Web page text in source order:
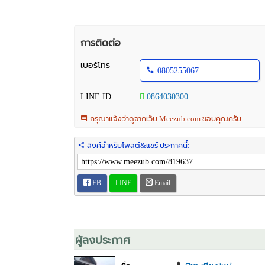
การติดต่อ
เบอร์โทร
0805255067
LINE ID 0864030300
กรุณาแจ้งว่าดูจากเว็บ Meezub.com ขอบคุณครับ
ลิงค์สำหรับโพสต์&แชร์ ประกาศนี้:
FB LINE Email
ผู้ลงประกาศ